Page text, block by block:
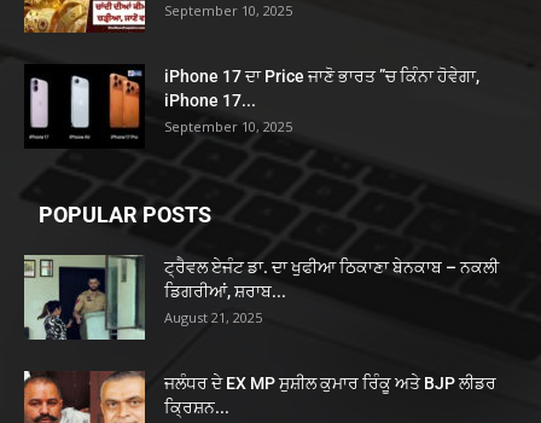
September 10, 2025
iPhone 17 ਦਾ Price ਜਾਣੋ ਭਾਰਤ ”ਚ ਕਿੰਨਾ ਹੋਵੇਗਾ,
iPhone 17...
September 10, 2025
POPULAR POSTS
ਟ੍ਰੈਵਲ ਏਜੰਟ ਡਾ. ਦਾ ਖੁਫੀਆ ਠਿਕਾਣਾ ਬੇਨਕਾਬ – ਨਕਲੀ
ਡਿਗਰੀਆਂ, ਸ਼ਰਾਬ...
August 21, 2025
ਜਲੰਧਰ ਦੇ EX MP ਸੁਸ਼ੀਲ ਕੁਮਾਰ ਰਿੰਕੂ ਅਤੇ BJP ਲੀਡਰ
ਕ੍ਰਿਸ਼ਨ...